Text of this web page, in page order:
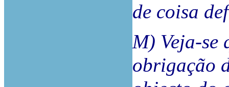
de coisa
M) Veja-se
obrigação